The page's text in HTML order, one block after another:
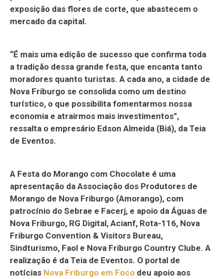
exposição das flores de corte, que abastecem o
mercado da capital.
“É mais uma edição de sucesso que confirma toda
a tradição dessa grande festa, que encanta tanto
moradores quanto turistas. A cada ano, a cidade de
Nova Friburgo se consolida como um destino
turístico, o que possibilita fomentarmos nossa
economia e atrairmos mais investimentos”,
ressalta o empresário Edson Almeida (Biá), da Teia
de Eventos.
A Festa do Morango com Chocolate é uma
apresentação da Associação dos Produtores de
Morango de Nova Friburgo (Amorango), com
patrocínio do Sebrae e Facerj, e apoio da Águas de
Nova Friburgo, RG Digital, Acianf, Rota-116, Nova
Friburgo Convention & Visitors Bureau,
Sindturismo, Faol e Nova Friburgo Country Clube. A
realização é da Teia de Eventos. O portal de
notícias Nova Friburgo em Foco deu apoio aos